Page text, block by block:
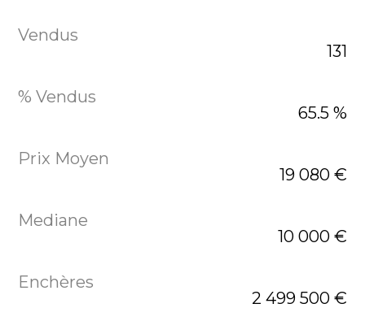
131
65.5 %
19 080 €
10 000 €
2 499 500 €